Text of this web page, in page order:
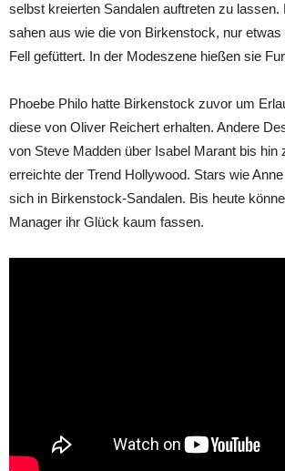
selbst kreierten Sandalen auftreten zu lassen.
sahen aus wie die von Birkenstock, nur
Fell gefüttert. In der Modeszene hießen sie
Phoebe Philo hatte Birkenstock zuvor um
diese von Oliver Reichert erhalten. Andere
von Steve Madden über Isabel Marant bis hin
erreichte der Trend Hollywood. Stars wie
sich in Birkenstock-Sandalen. Bis heute
Manager ihr Glück kaum fassen.